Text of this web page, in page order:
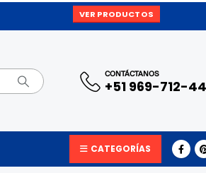
VER PRODUCTOS
CONTÁCTANOS
+51 969-712-
CATEGORÍAS